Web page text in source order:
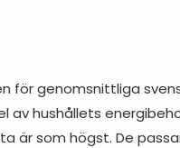
för genomsnittliga
av hushållets
som högst. De